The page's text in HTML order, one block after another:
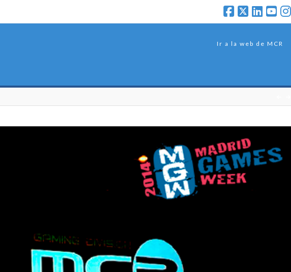
Ir a la web de MCR